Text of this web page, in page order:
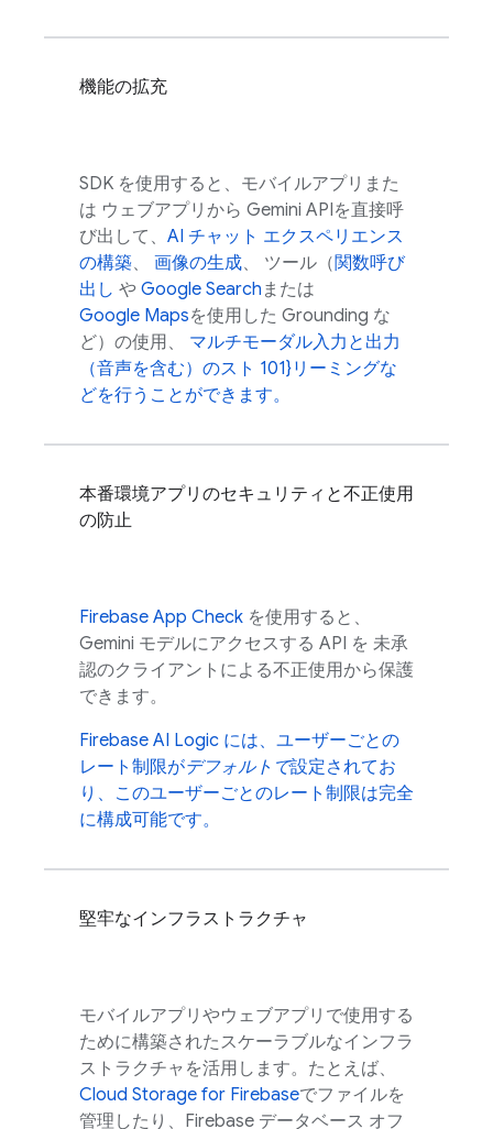
機能の拡充
SDK を使用すると、モバイルアプリまた
は ウェブアプリから Gemini APIを直接呼
び出して、 AI チャット エクスペリエンス
の構築、 画像の生成、 ツール（関数呼び
出し や Google Search または
Google Mapsを使用した Grounding な
ど）の使用、 マルチモーダル入力と出力
（音声を含む）のスト 101}リーミングな
どを行うことができます。
本番環境アプリのセキュリティと不正使用
の防止
Firebase App Check を使用すると、
Gemini モデルにアクセスする API を 未承
認のクライアントによる不正使用から保護
できます。
Firebase AI Logic には、ユーザーごとの
レート制限がデフォルトで設定されてお
り、このユーザーごとのレート制限は完全
に構成可能です。
堅牢なインフラストラクチャ
モバイルアプリやウェブアプリで使用する
ために構築されたスケーラブルなインフラ
ストラクチャを活用します。たとえば、
Cloud Storage for Firebaseでファイルを
管理したり、Firebase データベース オフ